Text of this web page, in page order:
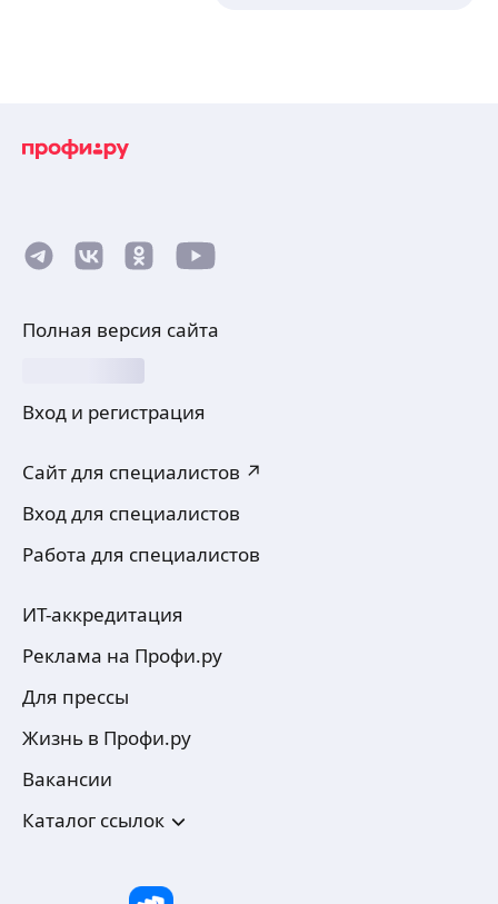
Полная версия сайта
Вход и регистрация
Сайт для специалистов ↗
Вход для специалистов
Работа для специалистов
ИТ-аккредитация
Реклама на Профи.ру
Для прессы
Жизнь в Профи.ру
Вакансии
Каталог ссылок